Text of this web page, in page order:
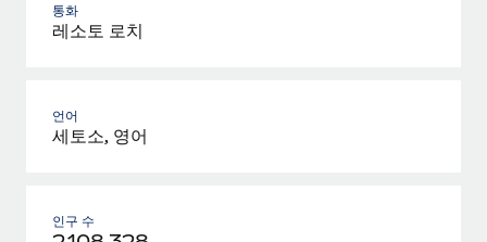
통화
레소토 로치
언어
세토소, 영어
인구 수